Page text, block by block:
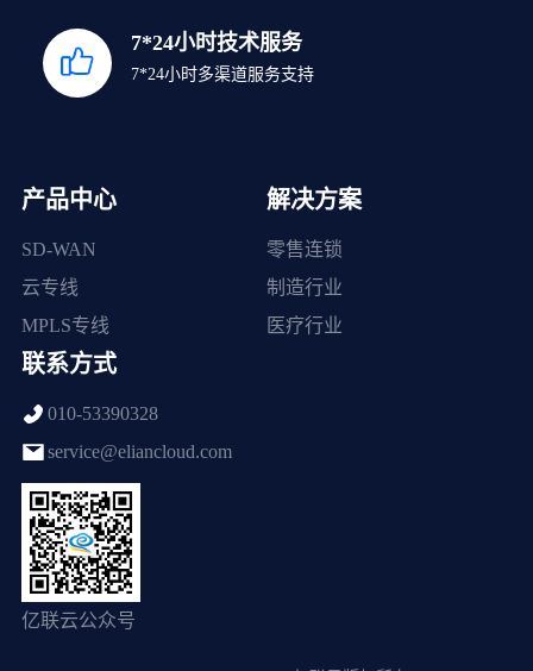
7*24小时技术服务
7*24小时多渠道服务支持
产品中心
SD-WAN
云专线
MPLS专线
解决方案
零售连锁
制造行业
医疗行业
联系方式
010-53390328
service@eliancloud.com
亿联云公众号